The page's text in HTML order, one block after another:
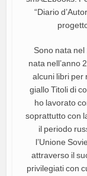
“Diario
Sono nata nel
nata nell’anno
alcuni libri per
giallo Titoli di
ho lavorato
soprattutto con
il periodo
l’Unione
attraverso il
privilegiati con